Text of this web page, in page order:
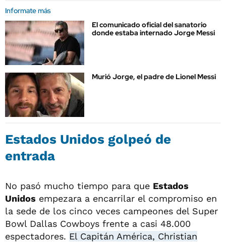
Informate más
El comunicado oficial del sanatorio
donde estaba internado Jorge Messi
Murió Jorge, el padre de Lionel Messi
Estados Unidos golpeó de
entrada
No pasó mucho tiempo para que Estados
Unidos empezara a encarrilar el compromiso en
la sede de los cinco veces campeones del Super
Bowl Dallas Cowboys frente a casi 48.000
espectadores. El Capitán América, Christian